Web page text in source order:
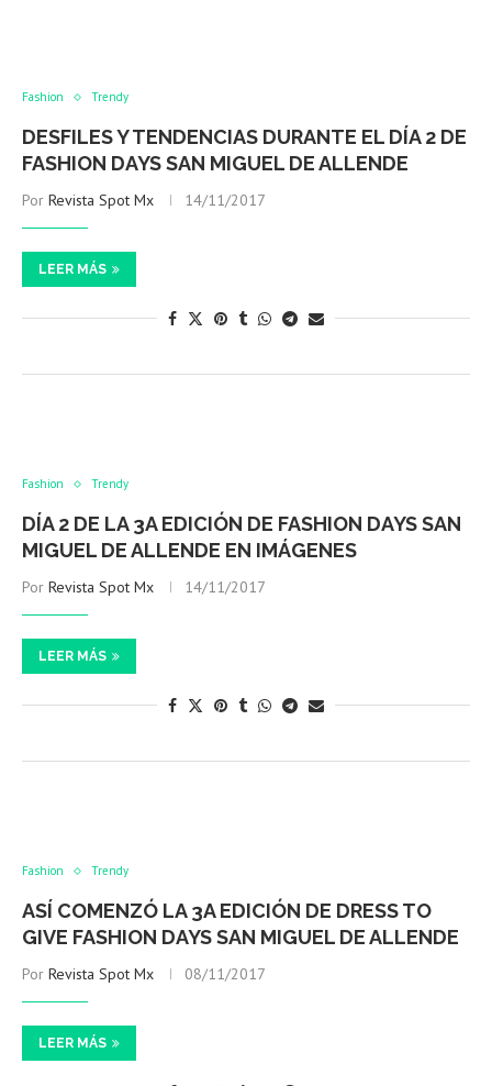
Fashion Trendy
DESFILES Y TENDENCIAS DURANTE EL DÍA 2 DE
FASHION DAYS SAN MIGUEL DE ALLENDE
Por Revista Spot Mx 14/11/2017
LEER MÁS
Fashion Trendy
DÍA 2 DE LA 3A EDICIÓN DE FASHION DAYS SAN
MIGUEL DE ALLENDE EN IMÁGENES
Por Revista Spot Mx 14/11/2017
LEER MÁS
Fashion Trendy
ASÍ COMENZÓ LA 3A EDICIÓN DE DRESS TO
GIVE FASHION DAYS SAN MIGUEL DE ALLENDE
Por Revista Spot Mx 08/11/2017
LEER MÁS